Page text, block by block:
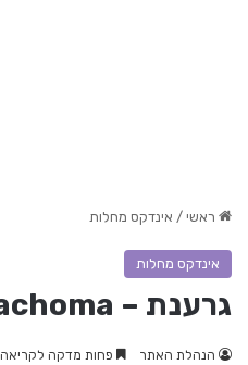
ראשי / אינדקס מחלות
אינדקס מחלות
גרענת – Trachoma
הנהלת האתר פחות מדקה לקריאה